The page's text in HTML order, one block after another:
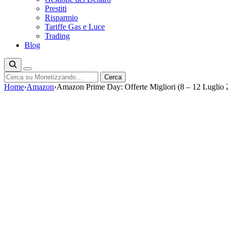
Prestiti
Risparmio
Tariffe Gas e Luce
Trading
Blog
Cerca Cerca
Home›Amazon›Amazon Prime Day: Offerte Migliori (8 – 12 Luglio